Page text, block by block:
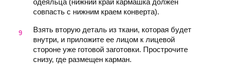
одеяльца (нижний край кармашка должен
совпасть с нижним краем конверта).
Взять вторую деталь из ткани, которая будет
внутри, и приложите ее лицом к лицевой
стороне уже готовой заготовки. Прострочите
снизу, где размещен карман.